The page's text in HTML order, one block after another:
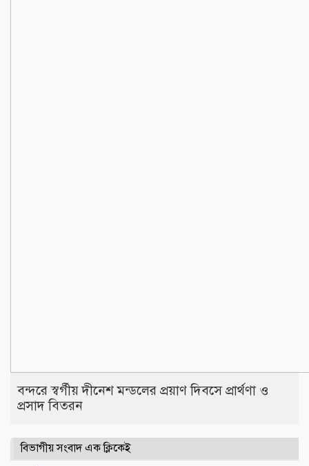
বন্দরে স্বর্গীয় দীনেশ মন্ডলের প্রয়াণ দিবসে প্রার্থণা ও
প্রসাদ বিতরন
বিভাগীয় সংবাদ এক ক্লিকেই